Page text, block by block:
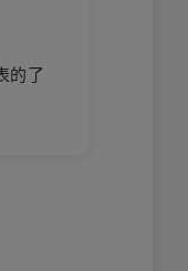
的了